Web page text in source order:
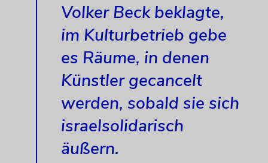
Volker Beck beklagte,
im Kulturbetrieb gebe
es Räume, in denen
Künstler gecancelt
werden, sobald sie sich
israelsolidarisch
äußern.